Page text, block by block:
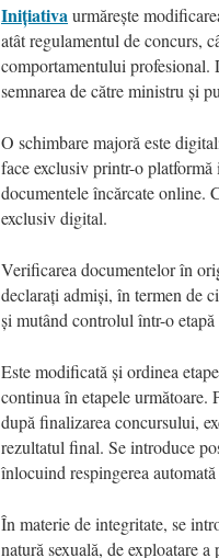
Inițiativaurmărește
atât regulamentul de concurs,
comportamentului profesional.
semnarea de către ministru și
O schimbare majoră este
face exclusiv printr-o
documentele încărcate online.
exclusiv digital.
Verificarea documentelor în
declarați admiși, în termen de
și mutând controlul într-o
Este modificată și ordinea
continua în etapele următoare.
după finalizarea concursului,
rezultatul final. Se introduce
înlocuind respingerea
În materie de integritate, se
natură sexuală, de exploatare